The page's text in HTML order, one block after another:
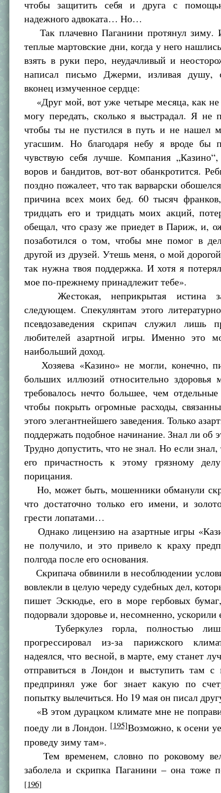
чтобы защитить себя и друга с
надежного адвоката… Но…
Так плачевно Паганини протянул зиму.
теплые мартовские дни, когда у него
взять в руки перо, неудачливый и
написал письмо Джерми, изливая душу,
вконец измученное сердце:
«Друг мой, вот уже четыре месяца, как
могу передать, сколько я выстрадал. Я не
чтобы ты не пустился в путь и не нашел
угасшим. Но благодаря небу я вроде бы
чувствую себя лучше. Компания
воров и бандитов, вот-вот обанкротится.
поздно пожалеет, что так варварски
причина всех моих бед. 60 тысяч
тридцать его и тридцать моих акций,
обещал, что сразу же приедет в Париж, и,
позаботился о том, чтобы мне помог в
другой из друзей. Утешь меня, о мой
так нужна твоя поддержка. И хотя я
мое по-прежнему принадлежит тебе».
Жестокая, неприкрытая истина
следующем. Спекулянтам этого
псевдозаведения скрипач служил лишь
любителей азартной игры. Именно это
наибольший доход.
Хозяева «Казино» не могли, конечно,
больших иллюзий относительно здоровья
требовалось нечто большее, чем
чтобы покрыть огромные расходы,
этого элегантнейшего заведения. Только
поддержать подобное начинание. Знал ли об
Трудно допустить, что не знал. Но если знал,
его причастность к этому грязному
порицания.
Но, может быть, мошенники обманули
что достаточно только его имени, и
грести лопатами…
Однако лицензию на азартные игры
не получило, и это привело к краху
полгода после его основания.
Скрипача обвинили в несоблюдении
вовлекли в целую череду судебных дел,
пишет Эскюдье, его в море гербовых
подорвали здоровье и, несомненно, ускорили
Туберкулез горла, полностью
прогрессировал из-за парижского
надеялся, что весной, в марте, ему станет
отправиться в Лондон и выступить там с
предпринял уже бог знает какую по
попытку вылечиться. Но 19 мая он писал
«В этом дурацком климате мне не
поеду ли в Лондон. [195]Возможно, к осени
проведу зиму там».
Тем временем, словно по роковому
заболела и скрипка Паганини – она тоже
[196]